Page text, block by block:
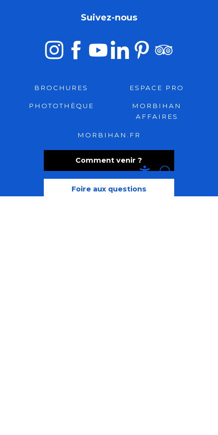
Comment venir ?
Foire aux questions
Suivez-nous
BROCHURES ESPACE PRO
PHOTOTHÈQUE
MORBIHAN
AFFAIRES
MORBIHAN.FR